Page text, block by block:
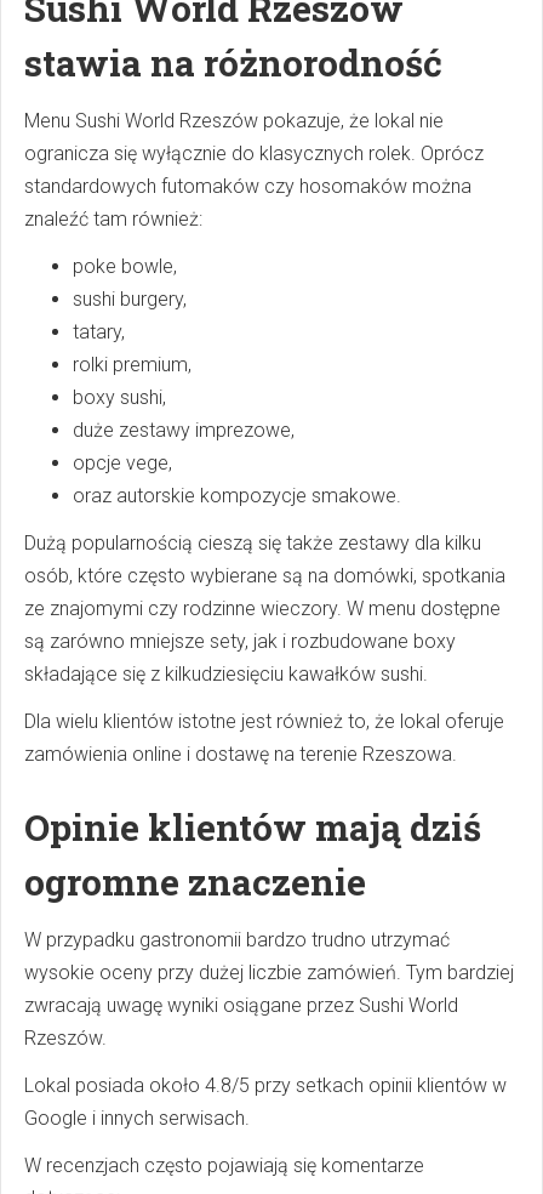
stawia na różnorodność
Menu Sushi World Rzeszów pokazuje, że lokal nie
ogranicza się wyłącznie do klasycznych rolek. Oprócz
standardowych futomaków czy hosomaków można
znaleźć tam również:
poke bowle,
sushi burgery,
tatary,
rolki premium,
boxy sushi,
duże zestawy imprezowe,
opcje vege,
oraz autorskie kompozycje smakowe.
Dużą popularnością cieszą się także zestawy dla kilku
osób, które często wybierane są na domówki, spotkania
ze znajomymi czy rodzinne wieczory. W menu dostępne
są zarówno mniejsze sety, jak i rozbudowane boxy
składające się z kilkudziesięciu kawałków sushi.
Dla wielu klientów istotne jest również to, że lokal oferuje
zamówienia online i dostawę na terenie Rzeszowa.
Opinie klientów mają dziś
ogromne znaczenie
W przypadku gastronomii bardzo trudno utrzymać
wysokie oceny przy dużej liczbie zamówień. Tym bardziej
zwracają uwagę wyniki osiągane przez Sushi World
Rzeszów.
Lokal posiada około 4.8/5 przy setkach opinii klientów w
Google i innych serwisach.
W recenzjach często pojawiają się komentarze